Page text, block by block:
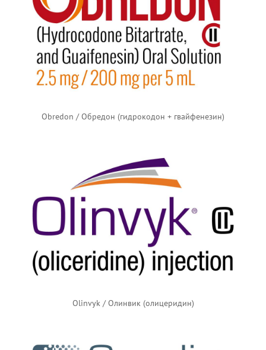
Obredon / Обредон (гидрокодон + гвайфенезин)
Olinvyk / Олинвик (олицеридин)